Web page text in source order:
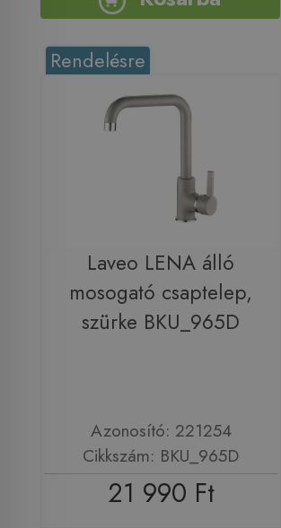
Rendelésre
Laveo LENA álló
mosogató csaptelep,
szürke BKU_965D
Azonosító: 221254
Cikkszám: BKU_965D
21 990 Ft